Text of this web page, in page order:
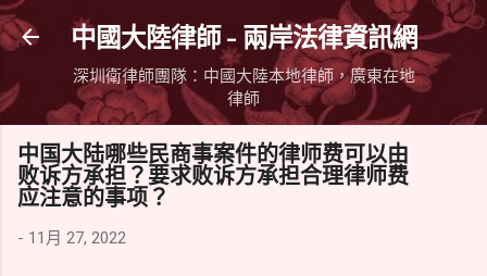
跳到主要內容
中國大陸律師 - 兩岸法律資訊網
深圳衛律師團隊：中國大陸本地律師，廣東在地
律師
中国大陆哪些民商事案件的律师费可以由
败诉方承担？要求败诉方承担合理律师费
应注意的事项？
- 11月 27, 2022